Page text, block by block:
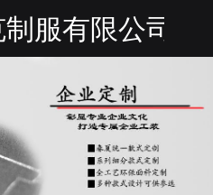
服有限公司